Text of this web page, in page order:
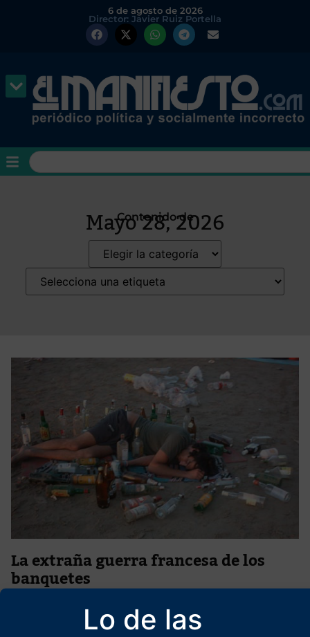
Lo de las
6 de agosto de 2026
Director: Javier Ruiz Portella
Contenido de
Mayo 28, 2026
La extraña guerra francesa de los
banquetes
Solo y triste, abandonado a su soledad, emborrachado de ruido
denominado ‘música’. Para no oír, no ver, no sentir. Para no ser.